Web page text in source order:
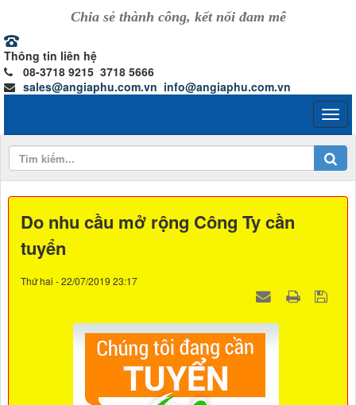
Chia sẻ thành công, kết nối đam mê
Thông tin liên hệ
08-3718 9215 3718 5666
sales@angiaphu.com.vn info@angiaphu.com.vn
Do nhu cầu mở rộng Công Ty cần
tuyển
Thứ hai - 22/07/2019 23:17